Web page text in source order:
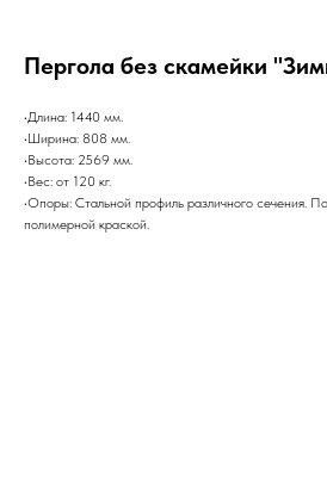
Пергола без скамейки
•Длина: 1440 мм.
•Ширина: 808 мм.
•Высота: 2569 мм.
•Вес: от 120 кг.
•Опоры: Стальной профиль различного сечения.
полимерной краской.